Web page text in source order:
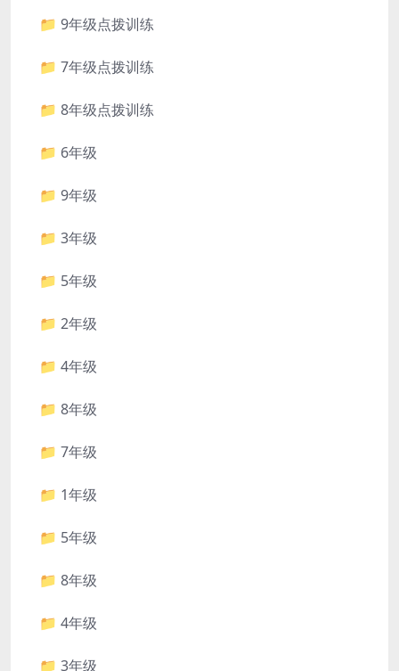
📁 9年级点拨训练
📁 7年级点拨训练
📁 8年级点拨训练
📁 6年级
📁 9年级
📁 3年级
📁 5年级
📁 2年级
📁 4年级
📁 8年级
📁 7年级
📁 1年级
📁 5年级
📁 8年级
📁 4年级
📁 3年级